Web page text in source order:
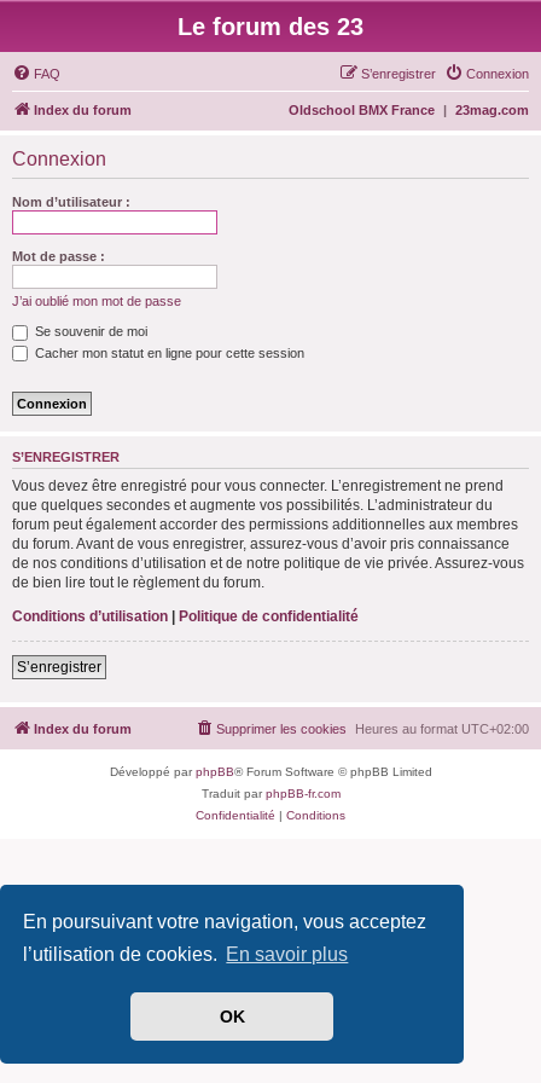
En poursuivant votre navigation, vous acceptez
l’utilisation de cookies. En savoir plus
OK
Le forum des 23
FAQ Connexion
S’enregistrer
Index du forum 23mag.com
|
Oldschool BMX France
Connexion
Nom d’utilisateur :
Mot de passe :
J’ai oublié mon mot de passe
Se souvenir de moi
Cacher mon statut en ligne pour cette session
S’ENREGISTRER
Vous devez être enregistré pour vous connecter. L’enregistrement ne prend
que quelques secondes et augmente vos possibilités. L’administrateur du
forum peut également accorder des permissions additionnelles aux membres
du forum. Avant de vous enregistrer, assurez-vous d’avoir pris connaissance
de nos conditions d’utilisation et de notre politique de vie privée. Assurez-vous
de bien lire tout le règlement du forum.
Conditions d’utilisation | Politique de confidentialité
S’enregistrer
Index du forum Heures au format UTC+02:00
Supprimer les cookies
Développé parphpBB® Forum Software © phpBB Limited
Traduit parphpBB-fr.com
Confidentialité | Conditions